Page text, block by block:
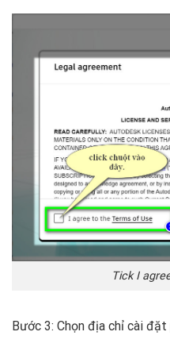
Tick I
Bước 3: Chọn địa chỉ cài